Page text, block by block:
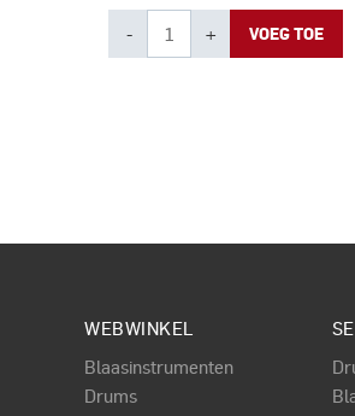
- + VOEG TOE
WEBWINKEL
Blaasinstrumenten
Drums